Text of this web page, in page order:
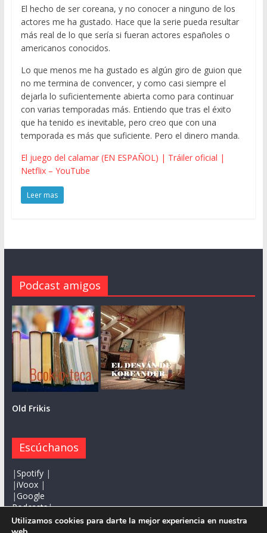
El hecho de ser coreana, y no conocer a ninguno de los
actores me ha gustado. Hace que la serie pueda resultar
más real de lo que sería si fueran actores españoles o
americanos conocidos.
Lo que menos me ha gustado es algún giro de guion que
no me termina de convencer, y como casi siempre el
dejarla lo suficientemente abierta como para continuar
con varias temporadas más. Entiendo que tras el éxito
que ha tenido es inevitable, pero creo que con una
temporada es más que suficiente. Pero el dinero manda.
El juego del calamar (EN ESPAÑOL) | Tráiler oficial |
Netflix – YouTube
Leer mas
Podcast amigos
Old Frikis
Escúchanos
|Spotify |
|iVoox|
|Google
Podcasts|
Utilizamos cookies para darte la mejor experiencia en nuestra